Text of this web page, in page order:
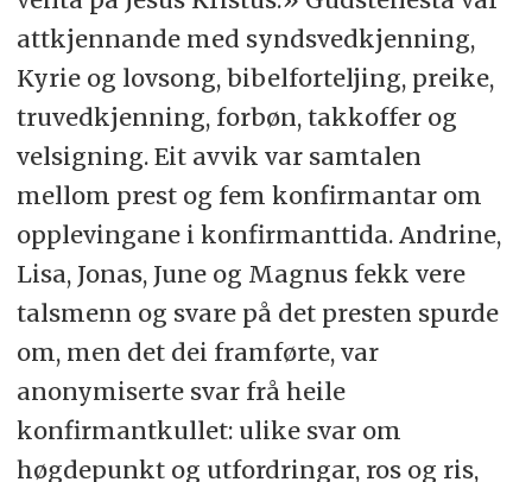
attkjennande med syndsvedkjenning,
Kyrie og lovsong, bibelforteljing, preike,
truvedkjenning, forbøn, takkoffer og
velsigning. Eit avvik var samtalen
mellom prest og fem konfirmantar om
opplevingane i konfirmanttida. Andrine,
Lisa, Jonas, June og Magnus fekk vere
talsmenn og svare på det presten spurde
om, men det dei framførte, var
anonymiserte svar frå heile
konfirmantkullet: ulike svar om
høgdepunkt og utfordringar, ros og ris,